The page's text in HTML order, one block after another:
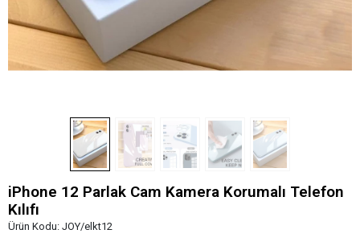
iPhone 12 Parlak Cam Kamera Korumalı Telefon
Kılıfı
Ürün Kodu: JOY/elkt12